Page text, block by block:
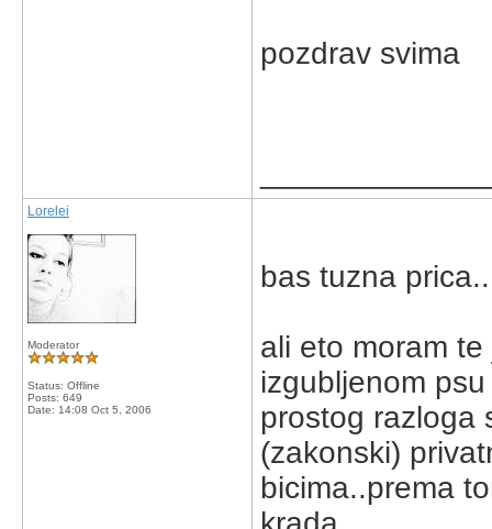
pozdrav svima
Lorelei
Moderator
Status: Offline
Posts: 649
Date: 14:08 Oct 5, 2006
bas tuzna prica..
ali eto moram
izgubljenom
prostog razloga
(zakonski)
bicima..prema